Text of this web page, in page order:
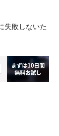
失敗しないた